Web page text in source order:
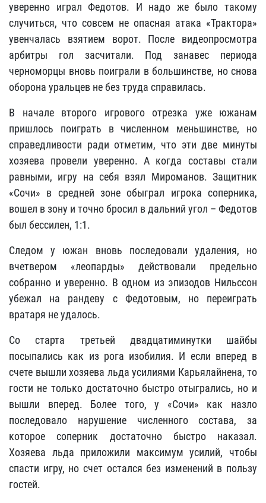
уверенно играл Федотов. И надо же было такому
случиться, что совсем не опасная атака «Трактора»
увенчалась взятием ворот. После видеопросмотра
арбитры гол засчитали. Под занавес периода
черноморцы вновь поиграли в большинстве, но снова
оборона уральцев не без труда справилась.
В начале второго игрового отрезка уже южанам
пришлось поиграть в численном меньшинстве, но
справедливости ради отметим, что эти две минуты
хозяева провели уверенно. А когда составы стали
равными, игру на себя взял Мироманов. Защитник
«Сочи» в средней зоне обыграл игрока соперника,
вошел в зону и точно бросил в дальний угол – Федотов
был бессилен, 1:1.
Следом у южан вновь последовали удаления, но
вчетвером «леопарды» действовали предельно
собранно и уверенно. В одном из эпизодов Нильссон
убежал на рандеву с Федотовым, но переиграть
вратаря не удалось.
Со старта третьей двадцатиминутки шайбы
посыпались как из рога изобилия. И если вперед в
счете вышли хозяева льда усилиями Карьялайнена, то
гости не только достаточно быстро отыгрались, но и
вышли вперед. Более того, у «Сочи» как назло
последовало нарушение численного состава, за
которое соперник достаточно быстро наказал.
Хозяева льда приложили максимум усилий, чтобы
спасти игру, но счет остался без изменений в пользу
гостей.